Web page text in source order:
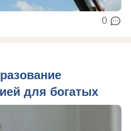
0
для богатых